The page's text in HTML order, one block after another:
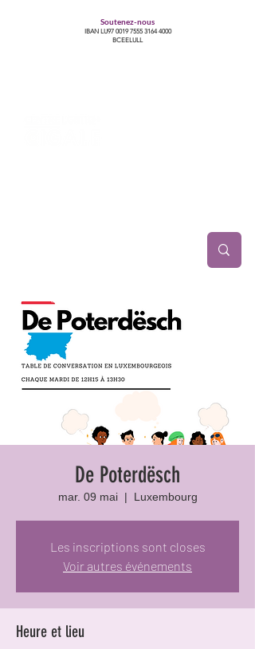
Soutenez-nous
IBAN LU97 0019 7555 3164 4000
BCEELULL
De Poterdësch
mar. 09 mai
  |
Luxembourg
Les inscriptions sont closes
Voir autres événements
Heure et lieu